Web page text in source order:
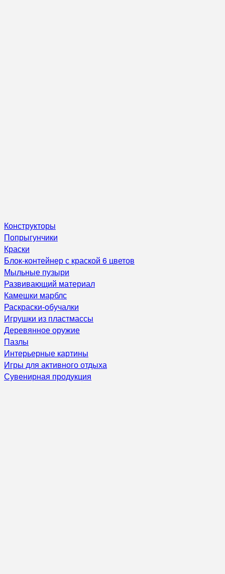
Конструкторы
Попрыгунчики
Краски
Блок-контейнер с краской 6 цветов
Мыльные пузыри
Развивающий материал
Камешки марблс
Раскраски-обучалки
Игрушки из пластмассы
Деревянное оружие
Пазлы
Интерьерные картины
Игры для активного отдыха
Сувенирная продукция